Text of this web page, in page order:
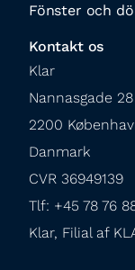
Fönster och
Kontakt os
Klar
Nannasgade 28
2200
Danmark
CVR 36949139
Tlf: +45 78 76
Klar, Filial af